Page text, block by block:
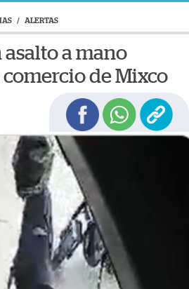
/ ALERTAS
asalto a mano
de Mixco